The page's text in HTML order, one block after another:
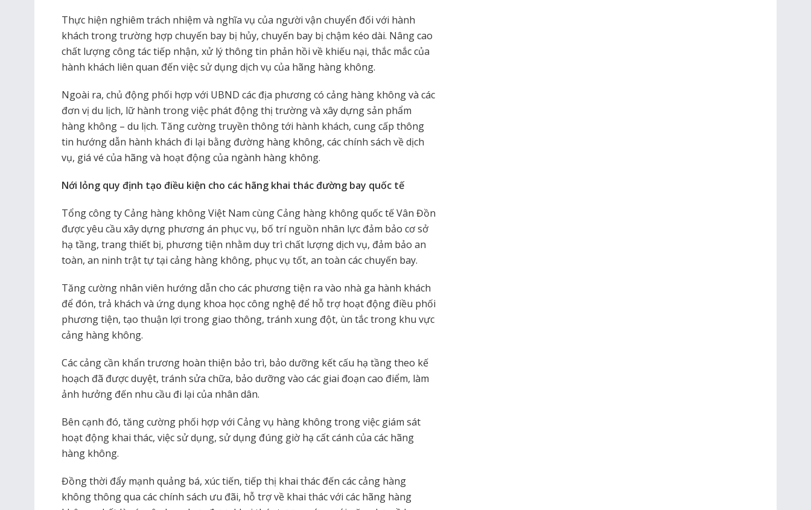
Thực hiện nghiêm trách nhiệm và nghĩa vụ của người vận chuyển đối với hành
khách trong trường hợp chuyến bay bị hủy, chuyến bay bị chậm kéo dài. Nâng cao
chất lượng công tác tiếp nhận, xử lý thông tin phản hồi về khiếu nại, thắc mắc của
hành khách liên quan đến việc sử dụng dịch vụ của hãng hàng không.
Ngoài ra, chủ động phối hợp với UBND các địa phương có cảng hàng không và các
đơn vị du lịch, lữ hành trong việc phát động thị trường và xây dựng sản phẩm
hàng không – du lịch. Tăng cường truyền thông tới hành khách, cung cấp thông
tin hướng dẫn hành khách đi lại bằng đường hàng không, các chính sách về dịch
vụ, giá vé của hãng và hoạt động của ngành hàng không.
Nới lỏng quy định tạo điều kiện cho các hãng khai thác đường bay quốc tế
Tổng công ty Cảng hàng không Việt Nam cùng Cảng hàng không quốc tế Vân Đồn
được yêu cầu xây dựng phương án phục vụ, bố trí nguồn nhân lực đảm bảo cơ sở
hạ tầng, trang thiết bị, phương tiện nhằm duy trì chất lượng dịch vụ, đảm bảo an
toàn, an ninh trật tự tại cảng hàng không, phục vụ tốt, an toàn các chuyến bay.
Tăng cường nhân viên hướng dẫn cho các phương tiện ra vào nhà ga hành khách
để đón, trả khách và ứng dụng khoa học công nghệ để hỗ trợ hoạt động điều phối
phương tiện, tạo thuận lợi trong giao thông, tránh xung đột, ùn tắc trong khu vực
cảng hàng không.
Các cảng cần khẩn trương hoàn thiện bảo trì, bảo dưỡng kết cấu hạ tầng theo kế
hoạch đã được duyệt, tránh sửa chữa, bảo dưỡng vào các giai đoạn cao điểm, làm
ảnh hưởng đến nhu cầu đi lại của nhân dân.
Bên cạnh đó, tăng cường phối hợp với Cảng vụ hàng không trong việc giám sát
hoạt động khai thác, việc sử dụng, sử dụng đúng giờ hạ cất cánh của các hãng
hàng không.
Đồng thời đẩy mạnh quảng bá, xúc tiến, tiếp thị khai thác đến các cảng hàng
không thông qua các chính sách ưu đãi, hỗ trợ về khai thác với các hãng hàng